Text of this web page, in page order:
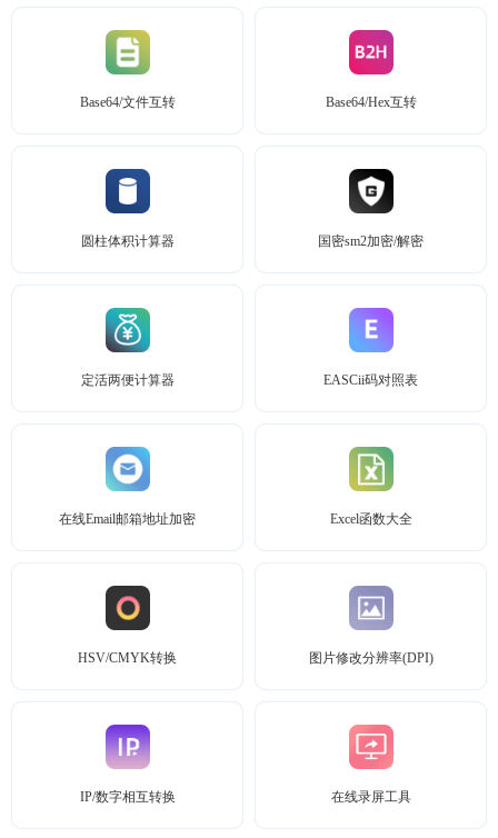
Base64/文件互转 Base64/Hex互转
圆柱体积计算器 国密sm2加密/解密
定活两便计算器 EASCii码对照表
在线Email邮箱地址加密 Excel函数大全
HSV/CMYK转换 图片修改分辨率(DPI)
IP/数字相互转换 在线录屏工具